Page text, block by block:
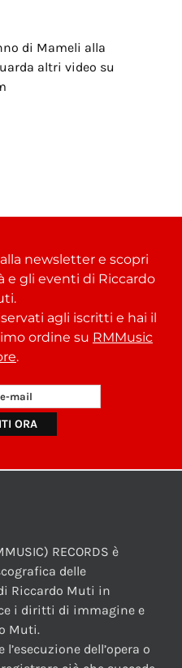
di Mameli alla
altri video su
newsletter e scopri
gli eventi di Riccardo
agli iscritti e hai il
ordine su RMMusic
.
RECORDS è
delle
Riccardo Muti in
i diritti di immagine e
Muti.
dell’opera o